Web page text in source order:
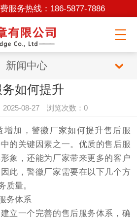
服务热线： 186-5877-7886
新闻中心
如何提升
2025-08-27 浏览次数：0
增加，警徽厂家如何提升售后服
的关键因素之一。优质的售后服
象，还能为厂家带来更多的客户
此，警徽厂家需要在以下几个方
质量。
务体系
立一个完善的售后服务体系，确